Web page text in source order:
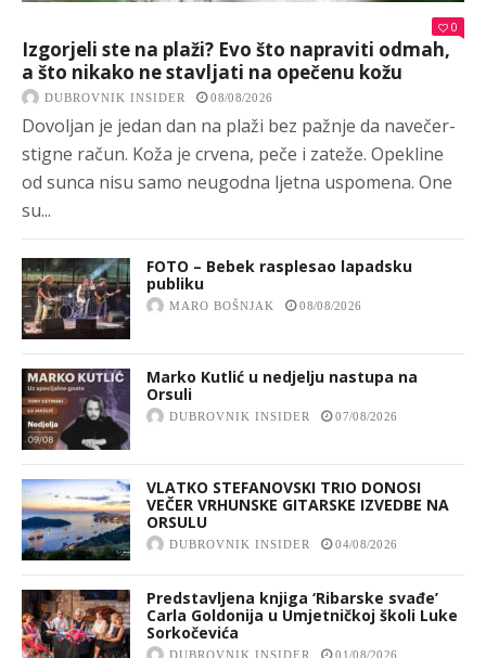
0
Izgorjeli ste na plaži? Evo što napraviti odmah,
a što nikako ne stavljati na opečenu kožu
DUBROVNIK INSIDER 08/08/2026
Dovoljan je jedan dan na plaži bez pažnje da navečer-
stigne račun. Koža je crvena, peče i zateže. Opekline
od sunca nisu samo neugodna ljetna uspomena. One
su...
FOTO – Bebek rasplesao lapadsku
publiku
MARO BOŠNJAK 08/08/2026
Marko Kutlić u nedjelju nastupa na
Orsuli
DUBROVNIK INSIDER 07/08/2026
VLATKO STEFANOVSKI TRIO DONOSI
VEČER VRHUNSKE GITARSKE IZVEDBE NA
ORSULU
DUBROVNIK INSIDER 04/08/2026
Predstavljena knjiga ‘Ribarske svađe’
Carla Goldonija u Umjetničkoj školi Luke
Sorkočevića
DUBROVNIK INSIDER 01/08/2026